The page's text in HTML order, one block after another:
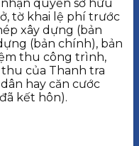
quyền sở hữu
tờ khai lệ phí trước
xây dựng (bản
(bản chính), bản
thu công trình,
của Thanh tra
hay căn cước
kết hôn).